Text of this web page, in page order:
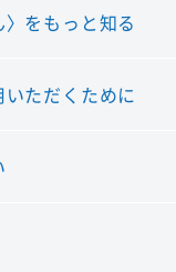
〉をもっと知る
ただくために